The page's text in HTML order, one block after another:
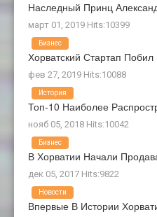
Наследный Принц
март 01, 2019 Hits:10399
Хорватский Стартап
фев 27, 2019 Hits:10088
Бизнес
Топ-10 Наиболее
нояб 05, 2018 Hits:10042
История
В Хорватии Начали
дек 05, 2017 Hits:9822
Бизнес
Впервые В Истории
Новости